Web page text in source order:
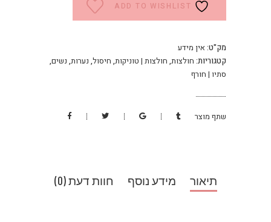
ADD TO WISHLIST
מק"ט: אין מידע
קטגוריות: חולצות, חולצות | טוניקות, חיסול, נערות, נשים,
סתיו | חורף
שתף מוצר
תיאור מידע נוסף חוות דעת (0)